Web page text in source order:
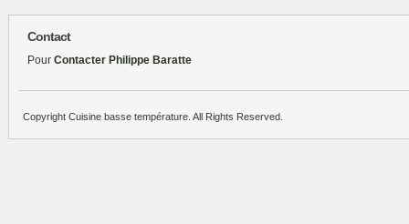
Contact
Pour Contacter Philippe Baratte
Copyright Cuisine basse température. All Rights Reserved.